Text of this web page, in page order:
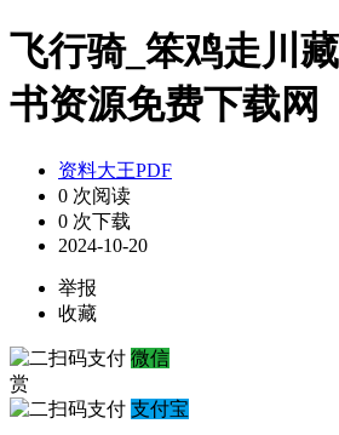
飞行骑_笨鸡走川
书资源免费下载网
资料大王PDF
0 次阅读
0 次下载
2024-10-20
举报
收藏
微信
赏
支付宝